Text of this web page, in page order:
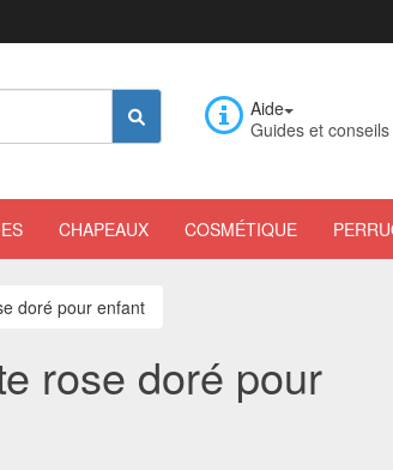
Aide
Guides et conseils
CHAPEAUX COSMÉTIQUE
doré pour enfant
rose doré pour